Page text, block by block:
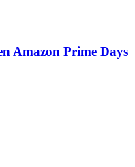
Amazon Prime Days